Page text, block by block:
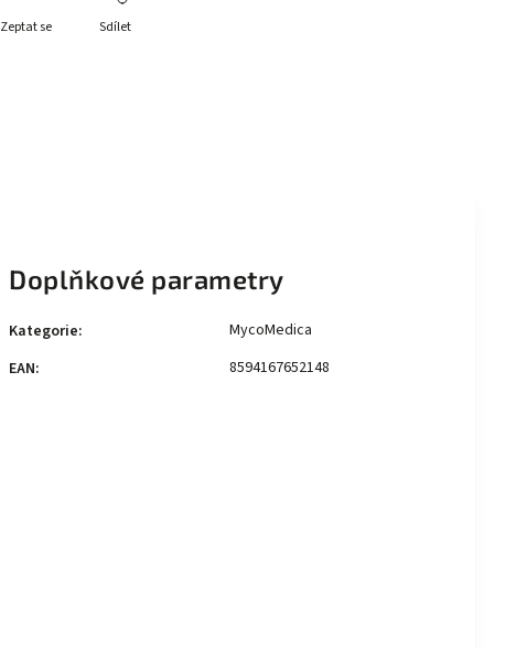
Zeptat se Sdílet
Doplňkové parametry
Kategorie:
MycoMedica
EAN: 8594167652148